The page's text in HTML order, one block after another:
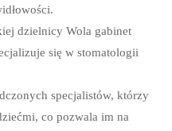
dzielnicy Wola gabinet
się w stomatologii
specjalistów, którzy
co pozwala im na